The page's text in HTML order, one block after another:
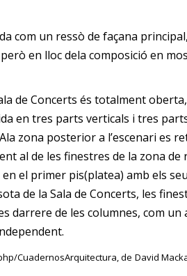
com un ressò de façana
en lloc dela composició en
de Concerts és totalment
en tres parts verticals i tres
Ala zona posterior a l’escenari es
al de les finestres de la zona de
el primer pis(platea) amb els
de la Sala de Concerts, les
darrere de les columnes, com un
CuadernosArquitectura, de David